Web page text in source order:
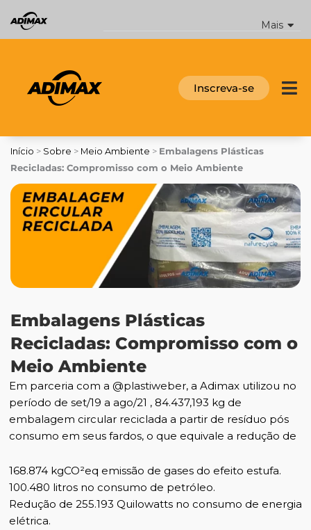
para
o
Mais
Inscreva-se
Início > Sobre > Meio Ambiente > Embalagens Plásticas
Recicladas: Compromisso com o Meio Ambiente
Embalagens Plásticas
Recicladas: Compromisso com o
Meio Ambiente
Em parceria com a @plastiweber, a Adimax utilizou no
período de set/19 a ago/21 , 84.437,193 kg de
embalagem circular reciclada a partir de resíduo pós
consumo em seus fardos, o que equivale a redução de
168.874 kgCO²eq emissão de gases do efeito estufa.
100.480 litros no consumo de petróleo.
Redução de 255.193 Quilowatts no consumo de energia
elétrica.